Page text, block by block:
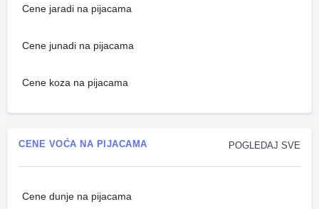
Cene jaradi na pijacama
Cene junadi na pijacama
Cene koza na pijacama
POGLEDAJ SVE
CENE VOĆA NA PIJACAMA
Cene dunje na pijacama